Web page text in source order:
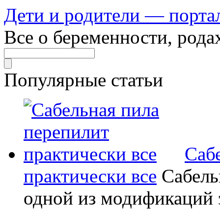
Дети и родители —
Все о беременности,
Популярные статьи
практически все
одной из модификаций